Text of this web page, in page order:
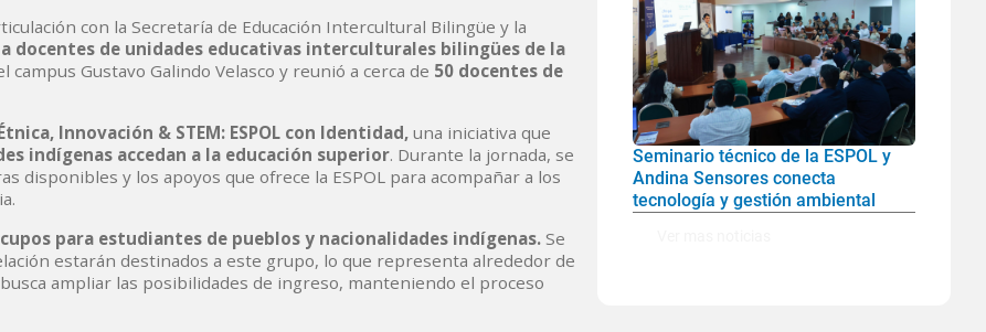
con la Secretaría de Educación Intercultural Bilingüe y la
docentes de unidades educativas interculturales bilingües de la
Gustavo Galindo Velasco y reunió a cerca de 50 docentes de
Innovación & STEM: ESPOL con Identidad, una iniciativa que
indígenas accedan a la educación superior. Durante la jornada, se
disponibles y los apoyos que ofrece la ESPOL para acompañar a los
para estudiantes de pueblos y nacionalidades indígenas. Se
estarán destinados a este grupo, lo que representa alrededor de
ampliar las posibilidades de ingreso, manteniendo el proceso
Seminario técnico de la ESPOL y
Andina Sensores conecta
tecnología y gestión ambiental